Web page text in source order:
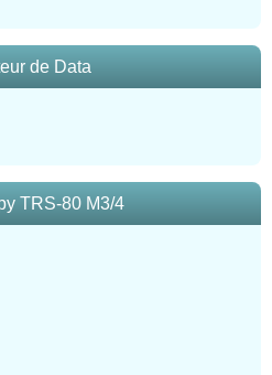
de Data
TRS-80 M3/4